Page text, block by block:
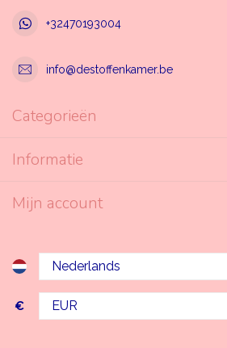
+32470193004
info@destoffenkamer.be
Categorieën
Informatie
Mijn account
€